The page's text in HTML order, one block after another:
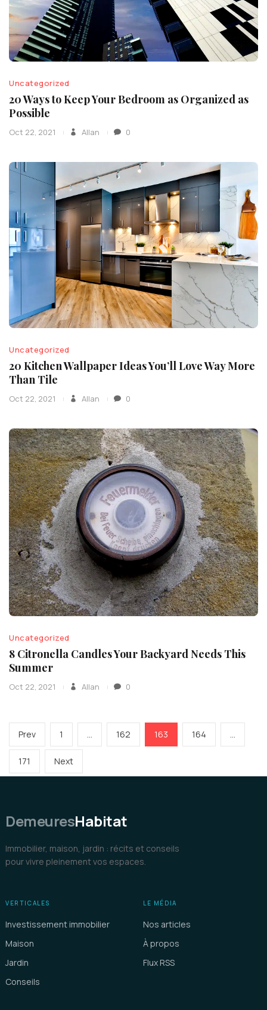
Uncategorized
20 Ways to Keep Your Bedroom as Organized as
Possible
Oct 22, 2021 Allan 0
Uncategorized
20 Kitchen Wallpaper Ideas You’ll Love Way More
Than Tile
Oct 22, 2021 Allan 0
Uncategorized
8 Citronella Candles Your Backyard Needs This
Summer
Oct 22, 2021 Allan 0
Pagination
des
PrevPrevious
page
Page
1 … Page
162 Page
163 Page
164 …
Page
171 NextNext
page
DemeuresHabitat
Immobilier, maison, jardin : récits et conseils
pour vivre pleinement vos espaces.
VERTICALES
Investissement immobilier
Maison
Jardin
Conseils
LE MÉDIA
Nos articles
À propos
Flux RSS